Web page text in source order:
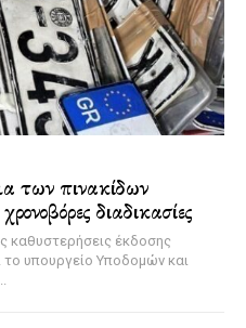
των πινακίδων
διαδικασίες
καθυστερήσεις έκδοσης
υπουργείο Υποδομών και